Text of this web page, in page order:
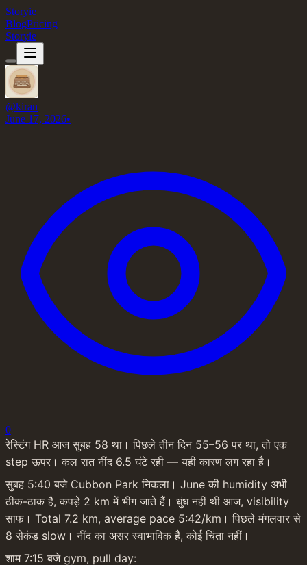
Storyie
BlogPricing
Storyie
@kiran
June 17, 2026•
0
रेस्टिंग HR आज सुबह 58 था। पिछले तीन दिन 55–56 पर था, तो एक
step ऊपर। कल रात नींद 6.5 घंटे रही — यही कारण लग रहा है।
सुबह 5:40 बजे Cubbon Park निकला। June की humidity अभी
ठीक-ठाक है, कपड़े 2 km में भीग जाते हैं। धुंध नहीं थी आज, visibility
साफ। Total 7.2 km, average pace 5:42/km। पिछले मंगलवार से
8 सेकंड slow। नींद का असर स्वाभाविक है, कोई चिंता नहीं।
शाम 7:15 बजे gym, pull day: